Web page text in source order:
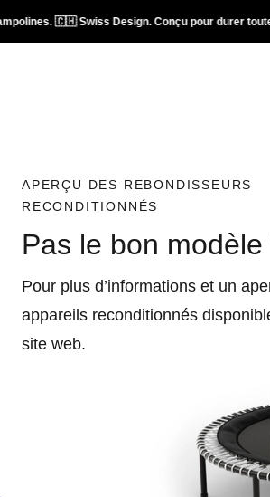
🇨🇭 Swiss Design. Conçu pour durer
APERÇU DES REBONDISSEURS
RECONDITIONNÉS
Pas le bon modèle
Pour plus d’informations et un
appareils reconditionnés
site web.